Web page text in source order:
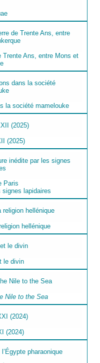
Trente Ans, entre Mons et
la société mamelouke
(2025)
Paris
signes lapidaires
hellénique
le divin
Nile to the Sea
(2024)